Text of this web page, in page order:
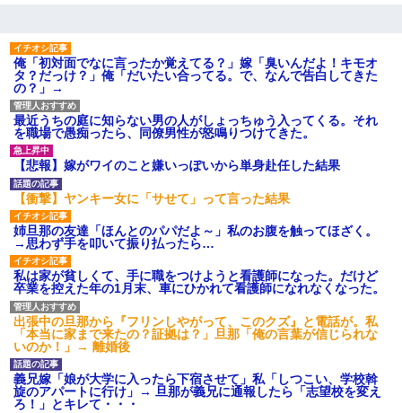
俺「初対面でなに言ったか覚えてる？」嫁「臭いんだよ！キモオ
タ？だっけ？」俺「だいたい合ってる。で、なんで告白してきた
の？」→
最近うちの庭に知らない男の人がしょっちゅう入ってくる。それ
を職場で愚痴ったら、同僚男性が怒鳴りつけてきた。
【悲報】嫁がワイのこと嫌いっぽいから単身赴任した結果
【衝撃】ヤンキー女に「サせて」って言った結果
姉旦那の友達「ほんとのパパだよ～」私のお腹を触ってほざく。
→思わず手を叩いて振り払ったら…
私は家が貧しくて、手に職をつけようと看護師になった。だけど
卒業を控えた年の1月末、車にひかれて看護師になれなくなった。
出張中の旦那から『フリンしやがって、このクズ』と電話が。私
「本当に家まで来たの？証拠は？」旦那「俺の言葉が信じられな
いのか！」→ 離婚後
義兄嫁「娘が大学に入ったら下宿させて」私「しつこい、学校斡
旋のアパートに行け」→ 旦那が義兄に通報したら「志望校を変え
ろ！」とキレて・・・